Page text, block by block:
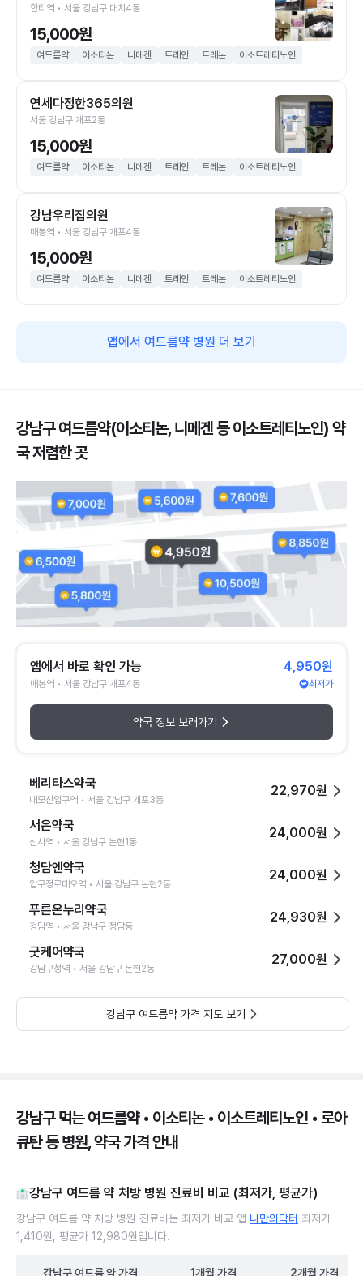
한티역 • 서울 강남구 대치4동
15,000원
여드름약 이소티논 니메겐 트레인 트레논 이소트레티노인
연세다정한365의원
서울 강남구 개포2동
15,000원
여드름약 이소티논 니메겐 트레인 트레논 이소트레티노인
강남우리집의원
매봉역 • 서울 강남구 개포4동
15,000원
여드름약 이소티논 니메겐 트레인 트레논 이소트레티노인
앱에서 여드름약 병원 더 보기
강남구 여드름약(이소티논, 니메겐 등 이소트레티노인) 약
국 저렴한 곳
앱에서 바로 확인 가능
매봉역 • 서울 강남구 개포4동
4,950원
최저가
약국 정보 보러가기
베리타스약국
대모산입구역 • 서울 강남구 개포3동
22,970원
서은약국
신사역 • 서울 강남구 논현1동
24,000원
청담엔약국
압구정로데오역 • 서울 강남구 논현2동
24,000원
푸른온누리약국
청담역 • 서울 강남구 청담동
24,930원
굿케어약국
강남구청역 • 서울 강남구 논현2동
27,000원
강남구 여드름약 가격 지도 보기
강남구 먹는 여드름약 • 이소티논 • 이소트레티노인 • 로아
큐탄 등 병원, 약국 가격 안내
강남구 여드름 약 처방 병원 진료비 비교 (최저가, 평균가)
강남구 여드름 약 처방 병원 진료비는 최저가 비교 앱 나만의닥터 최저가
1,410원, 평균가 12,980원입니다.
강남구 여드름 약가격 1개월 가격 2개월 가격